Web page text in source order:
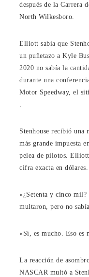
después de la Carrera
North Wilkesboro.
Elliott sabía que
un puñetazo a Kyle
2020 no sabía la
durante una
Motor Speedway, el
Stenhouse recibió una
más grande impuesta
pelea de pilotos.
cifra exacta en dólares.
«¿Setenta y cinco
multaron, pero no
«Sí, es mucho. Eso es
La reacción de
NASCAR multó a